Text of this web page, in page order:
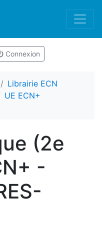
Connexion
Librairie ECN
UE ECN+
(2e
-